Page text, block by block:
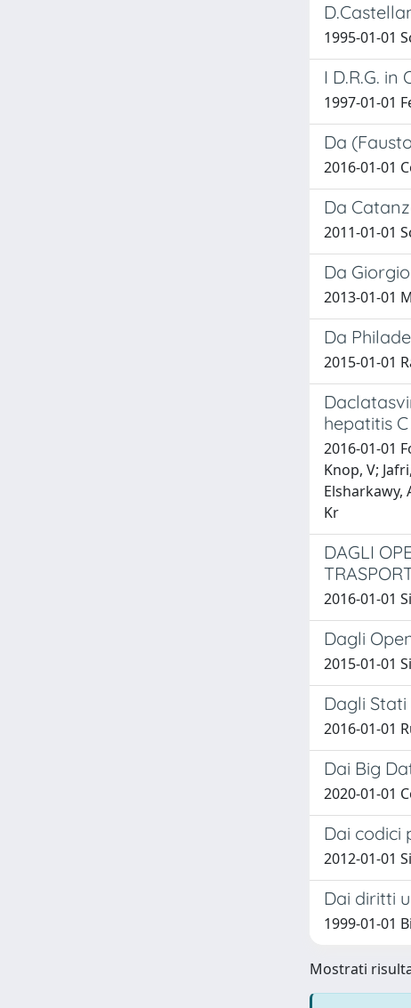
1995-01-01
I D.R.G.
1997-01-01
Da
2016-01-01
Da
2011-01-01
Da
2013-01-01
Da
2015-01-01
hepatitis
2016-01-01
Knop, V;
Elsharkawy,
Kr
DAGLI
2016-01-01
Dagli
2015-01-01
Dagli
2016-01-01
Dai Big
2020-01-01
Dai codici
2012-01-01
Dai diritti
1999-01-01
Mostrati